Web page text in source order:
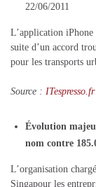
22/06/2011
L’application
suite d’un accord
pour les transports
Source : ITespresso.fr
Évolution
nom contre
L’organisation
Singapour les